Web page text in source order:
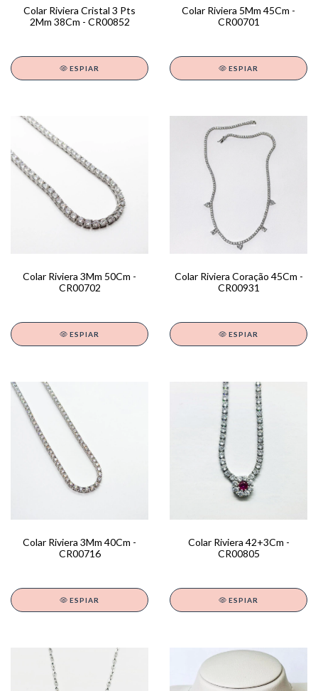
Colar Riviera Cristal 3 Pts
2Mm 38Cm - CR00852
ESPIAR
Colar Riviera 5Mm 45Cm -
CR00701
ESPIAR
Colar Riviera 3Mm 50Cm -
CR00702
ESPIAR
Colar Riviera Coração 45Cm -
CR00931
ESPIAR
Colar Riviera 3Mm 40Cm -
CR00716
ESPIAR
Colar Riviera 42+3Cm -
CR00805
ESPIAR